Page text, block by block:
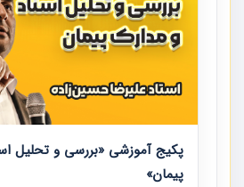
پکیج آموزشی «بررسی و تحلیل
پیمان»